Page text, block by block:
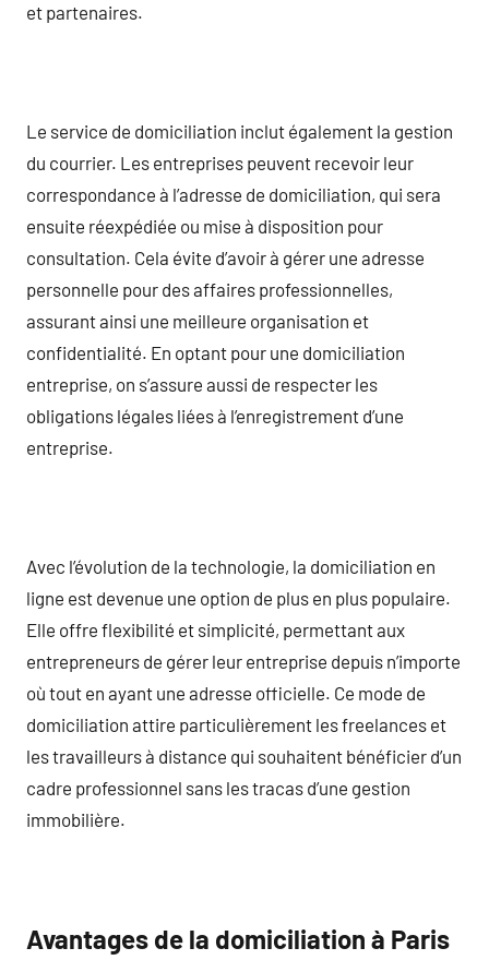
et partenaires.
Le service de domiciliation inclut également la gestion
du courrier. Les entreprises peuvent recevoir leur
correspondance à l’adresse de domiciliation, qui sera
ensuite réexpédiée ou mise à disposition pour
consultation. Cela évite d’avoir à gérer une adresse
personnelle pour des affaires professionnelles,
assurant ainsi une meilleure organisation et
confidentialité. En optant pour une domiciliation
entreprise, on s’assure aussi de respecter les
obligations légales liées à l’enregistrement d’une
entreprise.
Avec l’évolution de la technologie, la domiciliation en
ligne est devenue une option de plus en plus populaire.
Elle offre flexibilité et simplicité, permettant aux
entrepreneurs de gérer leur entreprise depuis n’importe
où tout en ayant une adresse officielle. Ce mode de
domiciliation attire particulièrement les freelances et
les travailleurs à distance qui souhaitent bénéficier d’un
cadre professionnel sans les tracas d’une gestion
immobilière.
Avantages de la domiciliation à Paris